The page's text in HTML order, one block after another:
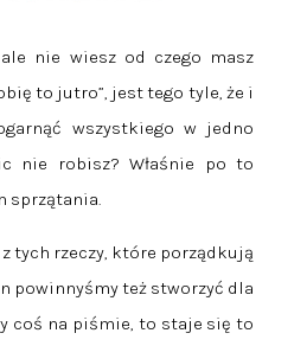
nie wiesz od czego masz
to jutro”, jest tego tyle, że i
wszystkiego w jedno
nie robisz? Właśnie po to
sprzątania.
tych rzeczy, które porządkują
powinnyśmy też stworzyć dla
coś na piśmie, to staje się to